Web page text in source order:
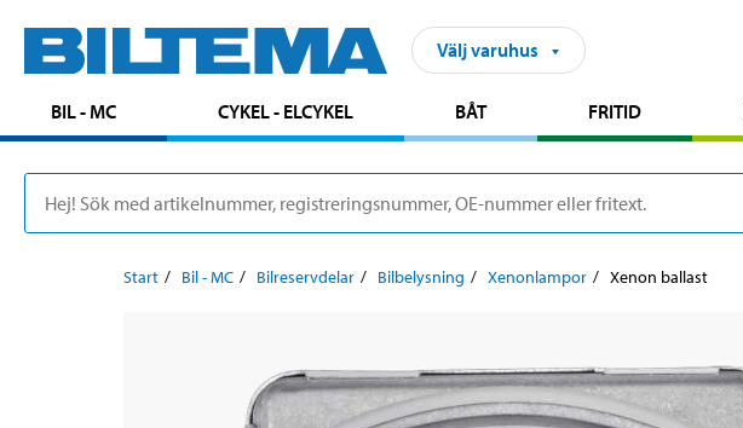
Välj varuhus
BIL - MC CYKEL - ELCYKEL BÅT FRITID
Start Bil - MC Bilreservdelar Bilbelysning Xenonlampor Xenon ballast